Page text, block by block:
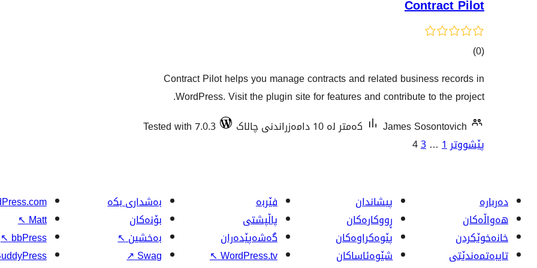
Contract Pilot
(0 کۆی
هەڵسەنگاندنەکان
)
Contract Pilot helps you manage contracts and related business records in
WordPress. Visit the plugin site for features and contribute to the project.
James Sosontovich
کەمتر لە 10 دامەزراندنی چالاک Tested with 7.0.3
ژمارەی
پەڕەی
پێشووتر1
…
3
4
دەربارە
هەواڵەکان
خانەخوێکردن
تایبەتمەندێتی
پیشاندان
ڕووکاره‌کان
پێوه‌کراوه‌کان
شێوەئاساکان
فێربە
پاڵپشتی
گەشەپێدەران
WordPress.tv
↖
بەشداری بکە
بۆنەکان
بەخشین↖
Swag
↗
Matt
↖
bbPress
↖